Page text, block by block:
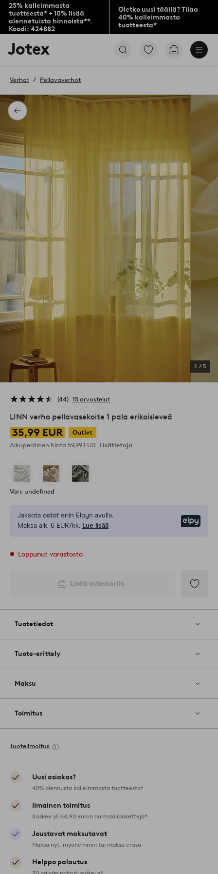
25% kalleimmasta
tuotteesta* + 10% lisää
alennetuista hinnoista**.
Koodi: 424882
Oletko uusi täällä? Tilaa
40% kalleimmasta
tuotteesta*
Jotex-
logo
aloitussivulle
Siirry
Siirry
Takaisin
Verhot Pellavaverhot
1 / 5
44 15 arvostelut
LINN verho pellavasekoite 1 pala erikoisleveä
35,99 EUR
Outlet
Alkuperäinen hinta 59,99 EUR Lisätietoja
Väri: undefined
Jaksota ostot eriin Elpyn avulla.
Maksa alk. 6 EUR/kk. Lue lisää
Loppunut varastosta
Lisää ostoskoriin
Tuotetiedot
Tuote-erittely
Maksu
Toimitus
Tuoteilmoitus
Uusi asiakas?
40% alennusta kalleimmasta tuotteesta*
Ilmainen toimitus
Koskee yli 64,90 euron normaalipaketteja*
Joustavat maksutavat
Maksa nyt, myöhemmin tai maksa erissä
Helppo palautus